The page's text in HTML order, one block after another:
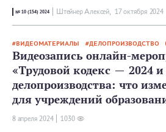
№ 10 (154) 2024 Штейнер Алексей, 17 октября 2024
ВИДЕОМАТЕРИАЛЫ ДЕЛОПРОИЗВОДСТВО
Видеозапись онлайн-
«Трудовой кодекс — 2024 и
делопроизводства: что
для учреждений
8 апреля 2024 1030